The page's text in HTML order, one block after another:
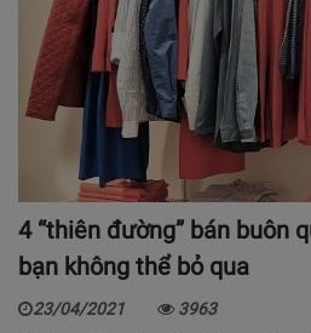
4 “thiên đường” bán buôn
bạn không thể bỏ qua
23/04/2021 3963